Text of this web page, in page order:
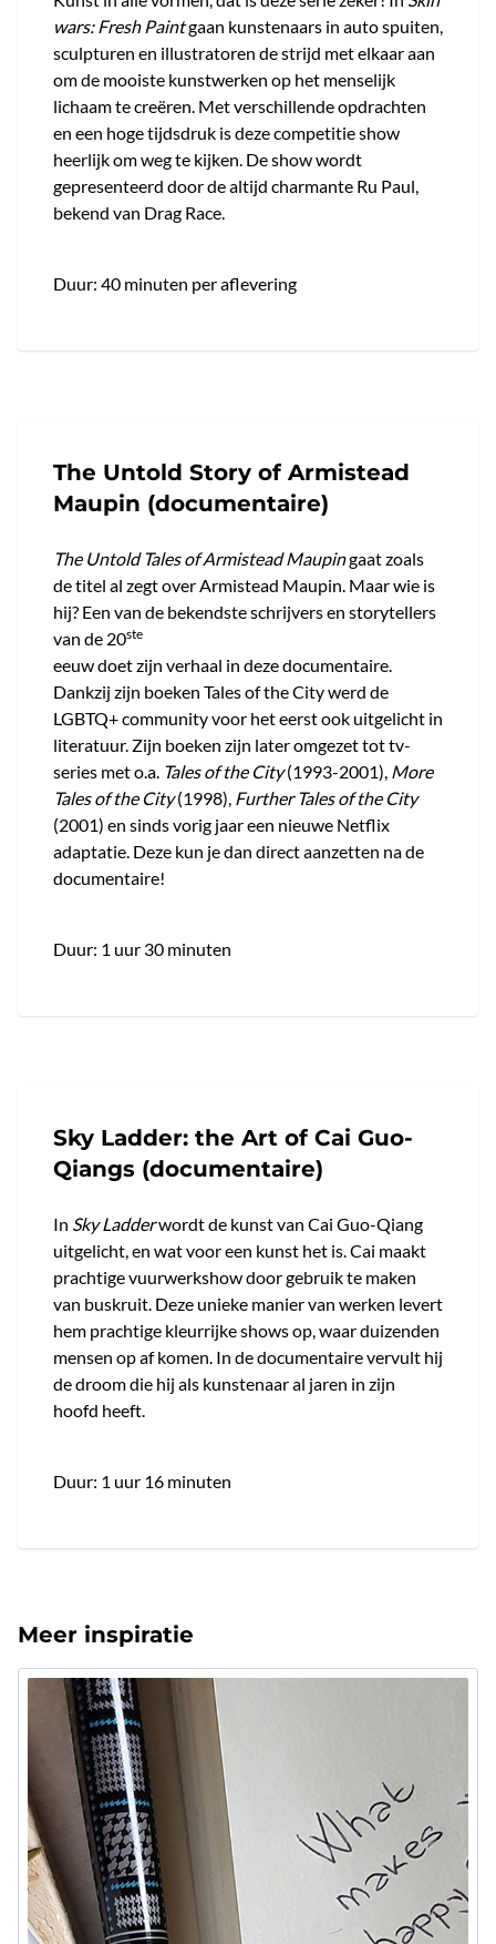
wars: Fresh Paintgaan kunstenaars in auto spuiten,
sculpturen en illustratoren de strijd met elkaar aan
om de mooiste kunstwerken op het menselijk
lichaam te creëren. Met verschillende opdrachten
en een hoge tijdsdruk is deze competitie show
heerlijk om weg te kijken. De show wordt
gepresenteerd door de altijd charmante Ru Paul,
bekend van Drag Race.
Duur: 40 minuten per aflevering
The Untold Story of Armistead
Maupin (documentaire)
The Untold Tales of Armistead Maupingaat zoals
de titel al zegt over Armistead Maupin. Maar wie is
hij? Een van de bekendste schrijvers en storytellers
van de 20ste
eeuw doet zijn verhaal in deze documentaire.
Dankzij zijn boeken Tales of the City werd de
LGBTQ+ community voor het eerst ook uitgelicht in
literatuur. Zijn boeken zijn later omgezet tot tv-
series met o.a. Tales of the City(1993-2001), More
Tales of the City(1998), Further Tales of the City
(2001) en sinds vorig jaar een nieuwe Netflix
adaptatie. Deze kun je dan direct aanzetten na de
documentaire!
Duur: 1 uur 30 minuten
Sky Ladder: the Art of Cai Guo-
Qiangs (documentaire)
In Sky Ladderwordt de kunst van Cai Guo-Qiang
uitgelicht, en wat voor een kunst het is. Cai maakt
prachtige vuurwerkshow door gebruik te maken
van buskruit. Deze unieke manier van werken levert
hem prachtige kleurrijke shows op, waar duizenden
mensen op af komen. In de documentaire vervult hij
de droom die hij als kunstenaar al jaren in zijn
hoofd heeft.
Duur: 1 uur 16 minuten
Meer inspiratie